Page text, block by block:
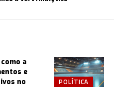
POLÍTICA
a
e
no